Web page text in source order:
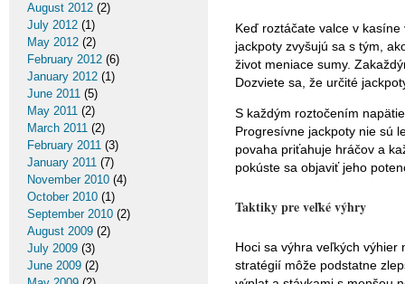
Keď roztáčate valce v
jackpoty zvyšujú sa s tým,
život meniace sumy.
Dozviete sa, že určité
S každým roztočením
Progresívne jackpoty nie sú
povaha priťahuje hráčov a
pokúste sa objaviť jeho
Taktiky pre veľké výhry
Hoci sa výhra veľkých
stratégií môže podstatne
August 2012 (2)
July 2012 (1)
May 2012 (2)
February 2012 (6)
January 2012 (1)
June 2011 (5)
May 2011 (2)
March 2011 (2)
February 2011 (3)
January 2011 (7)
November 2010 (4)
October 2010 (1)
September 2010 (2)
August 2009 (2)
July 2009 (3)
June 2009 (2)